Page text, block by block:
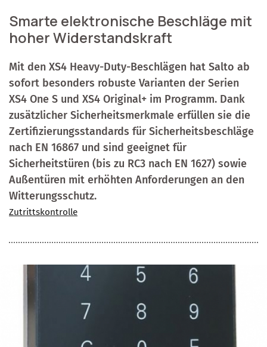
Smarte elektronische Beschläge mit
hoher Widerstandskraft
Mit den XS4 Heavy-Duty-Beschlägen hat Salto ab
sofort besonders robuste Varianten der Serien
XS4 One S und XS4 Original+ im Programm. Dank
zusätzlicher Sicherheitsmerkmale erfüllen sie die
Zertifizierungsstandards für Sicherheitsbeschläge
nach EN 16867 und sind geeignet für
Sicherheitstüren (bis zu RC3 nach EN 1627) sowie
Außentüren mit erhöhten Anforderungen an den
Witterungsschutz.
Zutrittskontrolle